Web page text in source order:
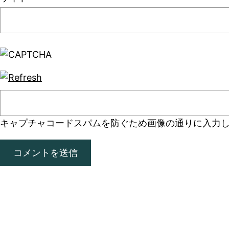
キャプチャコードスパムを防ぐため画像の通りに入力し